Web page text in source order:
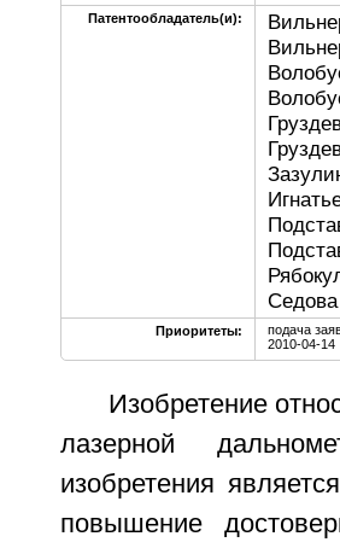
Патентообладатель(и):
Приоритеты:
подача
2010-04-14
Изобретение
лазерной
изобретения
повышение